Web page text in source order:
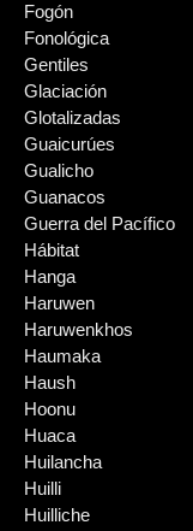
Fogón
Fonológica
Gentiles
Glaciación
Glotalizadas
Guaicurúes
Gualicho
Guanacos
Guerra del Pacífico
Hábitat
Hanga
Haruwen
Haruwenkhos
Haumaka
Haush
Hoonu
Huaca
Huilancha
Huilli
Huilliche